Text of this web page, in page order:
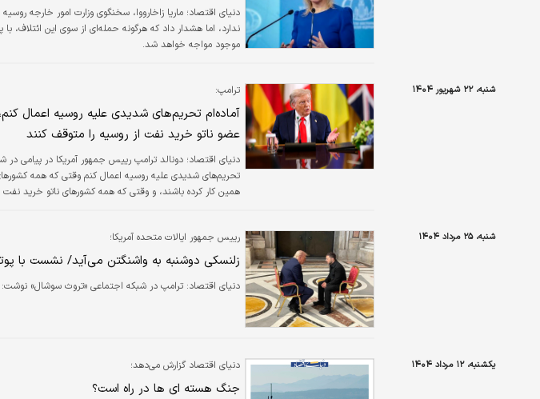
ندارد، اما هشدار داد که هرگونه حمله‌ای از سوی این ائتلاف، با
موجود مواجه خواهد شد.
شنبه، ۲۲ شهریور ۱۴۰۴ ترامپ:
آماده‌ام تحریم‌های شدیدی علیه روسیه اعمال
عضو ناتو خرید نفت از روسیه را متوقف کنند
دنیای اقتصاد؛ دونالد ترامپ رییس جمهور آمریکا در پیامی
تحریم‌های شدیدی علیه روسیه اعمال کنم وقتی که همه
همین کار کرده باشند، و وقتی که همه کشورهای ناتو خرید نفت
شنبه، ۲۵ مرداد ۱۴۰۴ رییس جمهور ایالات متحده آمریکا؛
زلنسکی دوشنبه به واشنگتن می‌آید/ نشست با
دنیای اقتصاد: ترامپ در شبکه اجتماعی «تروث سوشال» نوشت:
یکشنبه، ۱۲ مرداد ۱۴۰۴ دنیای اقتصاد گزارش می‌دهد؛
جنگ هسته ای ها در راه است؟